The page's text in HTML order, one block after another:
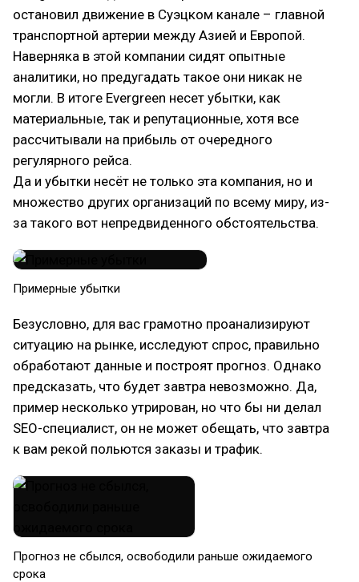
остановил движение в Суэцком канале – главной
транспортной артерии между Азией и Европой.
Наверняка в этой компании сидят опытные
аналитики, но предугадать такое они никак не
могли. В итоге Evergreen несет убытки, как
материальные, так и репутационные, хотя все
рассчитывали на прибыль от очередного
регулярного рейса.
Да и убытки несёт не только эта компания, но и
множество других организаций по всему миру, из-
за такого вот непредвиденного обстоятельства.
Примерные убытки
Безусловно, для вас грамотно проанализируют
ситуацию на рынке, исследуют спрос, правильно
обработают данные и построят прогноз. Однако
предсказать, что будет завтра невозможно. Да,
пример несколько утрирован, но что бы ни делал
SEO-специалист, он не может обещать, что завтра
к вам рекой польются заказы и трафик.
Прогноз не сбылся, освободили раньше ожидаемого
срока